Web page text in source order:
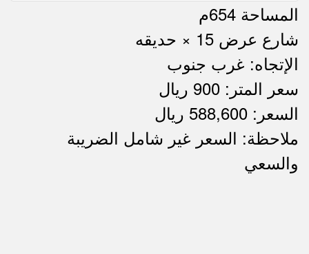
المساحة 654م
شارع عرض 15 × حديقه
الإتجاه: غرب جنوب
سعر المتر: 900 ريال
السعر: 588,600 ريال
ملاحظاتملاحظة: السعر غير شامل الضريبة
والسعي